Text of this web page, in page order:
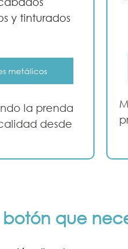
y tinturados
metálicos
la prenda
desde
botón que